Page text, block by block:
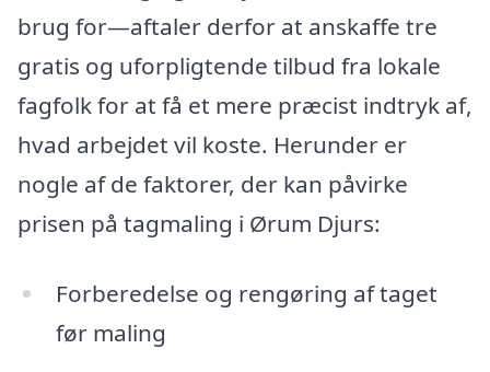
brug for—aftaler derfor at anskaffe tre
gratis og uforpligtende tilbud fra lokale
fagfolk for at få et mere præcist indtryk af,
hvad arbejdet vil koste. Herunder er
nogle af de faktorer, der kan påvirke
prisen på tagmaling i Ørum Djurs:
Forberedelse og rengøring af taget
før maling